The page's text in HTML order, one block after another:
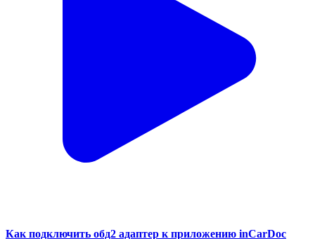
Как подключить обд2 адаптер к приложению inCarDoc